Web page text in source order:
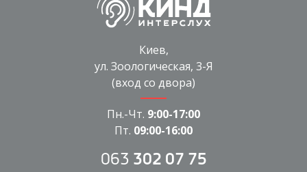
Киев,
ул. Зоологическая, 3-Я
(вход со двора)
Пн.-Чт. 9:00-17:00
Пт. 09:00-16:00
063 302 07 75